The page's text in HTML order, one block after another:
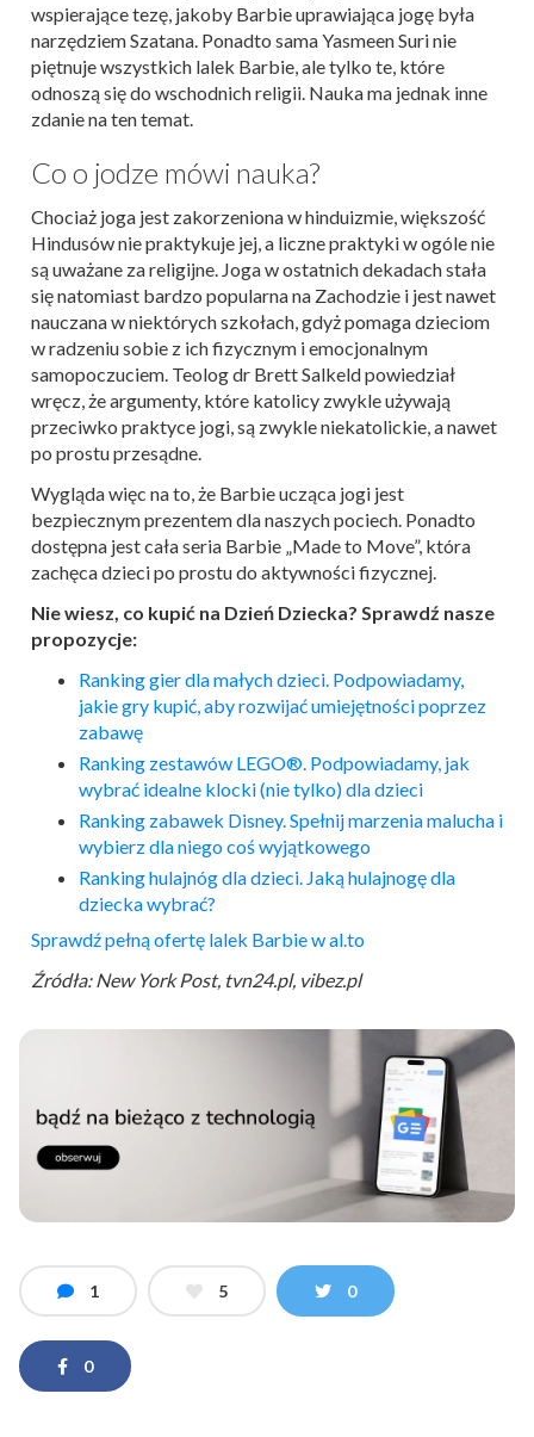
wspierające tezę, jakoby Barbie uprawiająca jogę była
narzędziem Szatana. Ponadto sama Yasmeen Suri nie
piętnuje wszystkich lalek Barbie, ale tylko te, które
odnoszą się do wschodnich religii. Nauka ma jednak inne
zdanie na ten temat.
Co o jodze mówi nauka?
Chociaż joga jest zakorzeniona w hinduizmie, większość
Hindusów nie praktykuje jej, a liczne praktyki w ogóle nie
są uważane za religijne. Joga w ostatnich dekadach stała
się natomiast bardzo popularna na Zachodzie i jest nawet
nauczana w niektórych szkołach, gdyż pomaga dzieciom
w radzeniu sobie z ich fizycznym i emocjonalnym
samopoczuciem. Teolog dr Brett Salkeld powiedział
wręcz, że argumenty, które katolicy zwykle używają
przeciwko praktyce jogi, są zwykle niekatolickie, a nawet
po prostu przesądne.
Wygląda więc na to, że Barbie ucząca jogi jest
bezpiecznym prezentem dla naszych pociech. Ponadto
dostępna jest cała seria Barbie „Made to Move”, która
zachęca dzieci po prostu do aktywności fizycznej.
Nie wiesz, co kupić na Dzień Dziecka? Sprawdź nasze
propozycje:
Ranking gier dla małych dzieci. Podpowiadamy,
jakie gry kupić, aby rozwijać umiejętności poprzez
zabawę
Ranking zestawów LEGO®. Podpowiadamy, jak
wybrać idealne klocki (nie tylko) dla dzieci
Ranking zabawek Disney. Spełnij marzenia malucha i
wybierz dla niego coś wyjątkowego
Ranking hulajnóg dla dzieci. Jaką hulajnogę dla
dziecka wybrać?
Sprawdź pełną ofertę lalek Barbie w al.to
Źródła: New York Post, tvn24.pl, vibez.pl
1 5 0
0